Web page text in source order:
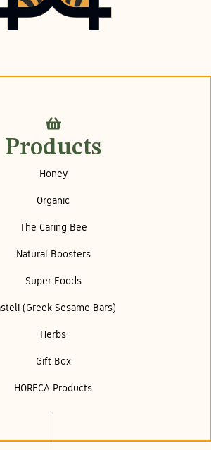
Products
Honey
Organic
The Caring Bee
Natural Boosters
Super Foods
(Greek Sesame Bars)
Herbs
Gift Box
HORECA Products